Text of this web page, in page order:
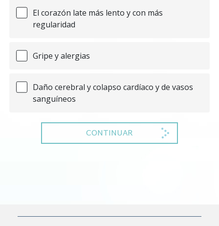
El corazón late más lento y con más
regularidad
Gripe y alergias
Daño cerebral y colapso cardíaco y de vasos
sanguíneos
CONTINUAR